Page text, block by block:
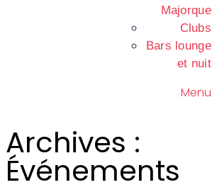
Majorque
Clubs
Bars lounge
et nuit
Menu
Archives :
Événements